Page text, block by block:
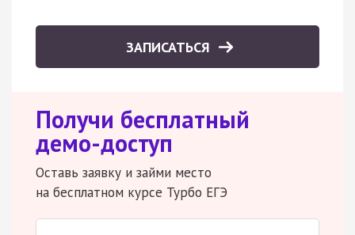
ЗАПИСАТЬСЯ
Получи бесплатный
демо-доступ
Оставь заявку и займи место
на бесплатном курсе Турбо ЕГЭ